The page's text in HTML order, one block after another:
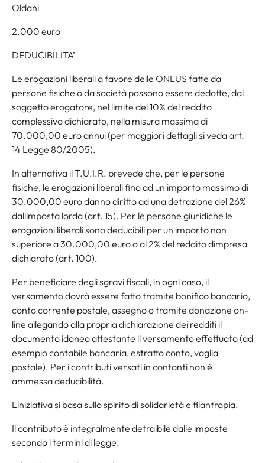
Oldani
2.000 euro
DEDUCIBILITA’
Le erogazioni liberali a favore delle ONLUS fatte da
persone fisiche o da società possono essere dedotte, dal
soggetto erogatore, nel limite del 10% del reddito
complessivo dichiarato, nella misura massima di
70.000,00 euro annui (per maggiori dettagli si veda art.
14 Legge 80/2005).
In alternativa il T.U.I.R. prevede che, per le persone
fisiche, le erogazioni liberali fino ad un importo massimo di
30.000,00 euro danno diritto ad una detrazione del 26%
dallimposta lorda (art. 15). Per le persone giuridiche le
erogazioni liberali sono deducibili per un importo non
superiore a 30.000,00 euro o al 2% del reddito dimpresa
dichiarato (art. 100).
Per beneficiare degli sgravi fiscali, in ogni caso, il
versamento dovrà essere fatto tramite bonifico bancario,
conto corrente postale, assegno o tramite donazione on-
line allegando alla propria dichiarazione dei redditi il
documento idoneo attestante il versamento effettuato (ad
esempio contabile bancaria, estratto conto, vaglia
postale). Per i contributi versati in contanti non è
ammessa deducibilità.
Liniziativa si basa sullo spirito di solidarietà e filantropia.
Il contributo è integralmente detraibile dalle imposte
secondo i termini di legge.